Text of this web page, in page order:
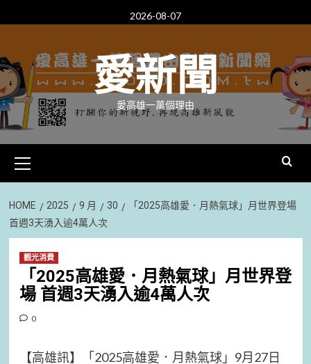
to
2026-08-07
愛新聞
愛高雄一萬個理由
Menu
HOME 2025 9 月 30
「2025高雄愛．月熱氣球」月世界登場
首週3天湧入逾4萬人次
觀光消費
「2025高雄愛．月熱氣球」月世界登
場 首週3天湧入逾4萬人次
0
【高雄訊】「2025高雄愛．月熱氣球」9月27日